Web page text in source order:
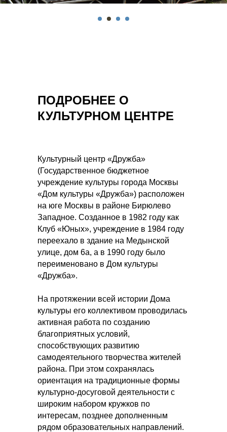
Культурный центр «Дружба»
(Государственное бюджетное
учреждение культуры города Москвы
«Дом культуры «Дружба») расположен
на юге Москвы в районе Бирюлево
Западное. Созданное в 1982 году как
Клуб «Юных», учреждение в 1984 году
переехало в здание на Медынской
улице, дом 6а, а в 1990 году было
переименовано в Дом культуры
«Дружба».
На протяжении всей истории Дома
культуры его коллективом проводилась
активная работа по созданию
благоприятных условий,
способствующих развитию
самодеятельного творчества жителей
района. При этом сохранялась
ориентация на традиционные формы
культурно-досуговой деятельности с
широким набором кружков по
интересам, позднее дополненным
рядом образовательных направлений.
ПОДРОБНЕЕ О
КУЛЬТУРНОМ ЦЕНТРЕ